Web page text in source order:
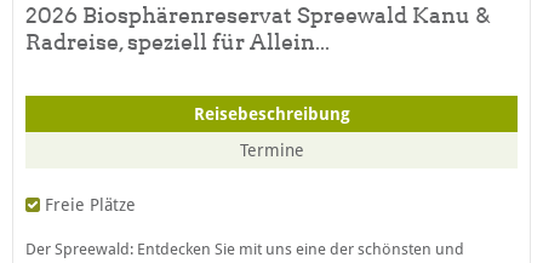
2026 Biosphärenreservat Spreewald Kanu &
Radreise, speziell für Allein...
Reisebeschreibung
Termine
Freie Plätze
Der Spreewald: Entdecken Sie mit uns eine der schönsten und